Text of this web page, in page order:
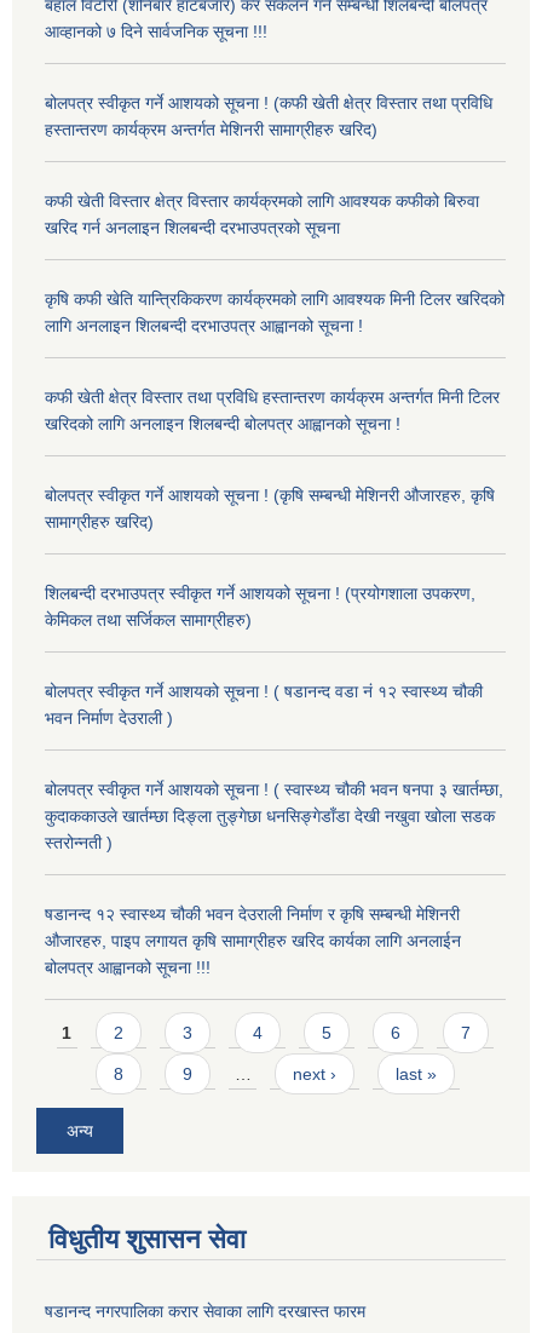
बहाल विटौरी (शनिबारे हाटबजार) कर संकलन गर्ने सम्बन्धी शिलबन्दी बोलपत्र
आव्हानको ७ दिने सार्वजनिक सूचना !!!
बोलपत्र स्वीकृत गर्ने आशयको सूचना ! (कफी खेती क्षेत्र विस्तार तथा प्रविधि
हस्तान्तरण कार्यक्रम अन्तर्गत मेशिनरी सामाग्रीहरु खरिद)
कफी खेती विस्तार क्षेत्र विस्तार कार्यक्रमको लागि आवश्यक कफीको बिरुवा
खरिद गर्न अनलाइन शिलबन्दी दरभाउपत्रको सूचना
कृषि कफी खेति यान्त्रिकिकरण कार्यक्रमको लागि आवश्यक मिनी टिलर खरिदको
लागि अनलाइन शिलबन्दी दरभाउपत्र आह्वानको सूचना !
कफी खेती क्षेत्र विस्तार तथा प्रविधि हस्तान्तरण कार्यक्रम अन्तर्गत मिनी टिलर
खरिदको लागि अनलाइन शिलबन्दी बोलपत्र आह्वानको सूचना !
बोलपत्र स्वीकृत गर्ने आशयको सूचना ! (कृषि सम्बन्धी मेशिनरी औजारहरु, कृषि
सामाग्रीहरु खरिद)
शिलबन्दी दरभाउपत्र स्वीकृत गर्ने आशयको सूचना ! (प्रयोगशाला उपकरण,
केमिकल तथा सर्जिकल सामाग्रीहरु)
बोलपत्र स्वीकृत गर्ने आशयको सूचना ! ( षडानन्द वडा नं १२ स्वास्थ्य चौकी
भवन निर्माण देउराली )
बोलपत्र स्वीकृत गर्ने आशयको सूचना ! ( स्वास्थ्य चौकी भवन षनपा ३ खार्तम्छा,
कुदाककाउले खार्तम्छा दिङ्ला तुङ्गेछा धनसिङ्गेडाँडा देखी नखुवा खोला सडक
स्तरोन्नती )
षडानन्द १२ स्वास्थ्य चौकी भवन देउराली निर्माण र कृषि सम्बन्धी मेशिनरी
औजारहरु, पाइप लगायत कृषि सामाग्रीहरु खरिद कार्यका लागि अनलाईन
बोलपत्र आह्वानको सूचना !!!
Pages
1 2 3 4 5 6 7
8 9 … next › last »
अन्य
विधुतीय शुसासन सेवा
षडानन्द नगरपालिका करार सेवाका लागि दरखास्त फारम